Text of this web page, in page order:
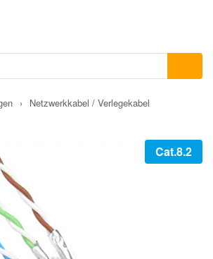
› Netzwerkkabel / Verlegekabel
Cat.8.2